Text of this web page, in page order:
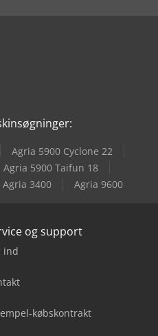
Agria 5900 Cyclone 22
Agria 5900 Taifun 18
Agria 3400 Agria 9600
og support
ind
købskontrakt